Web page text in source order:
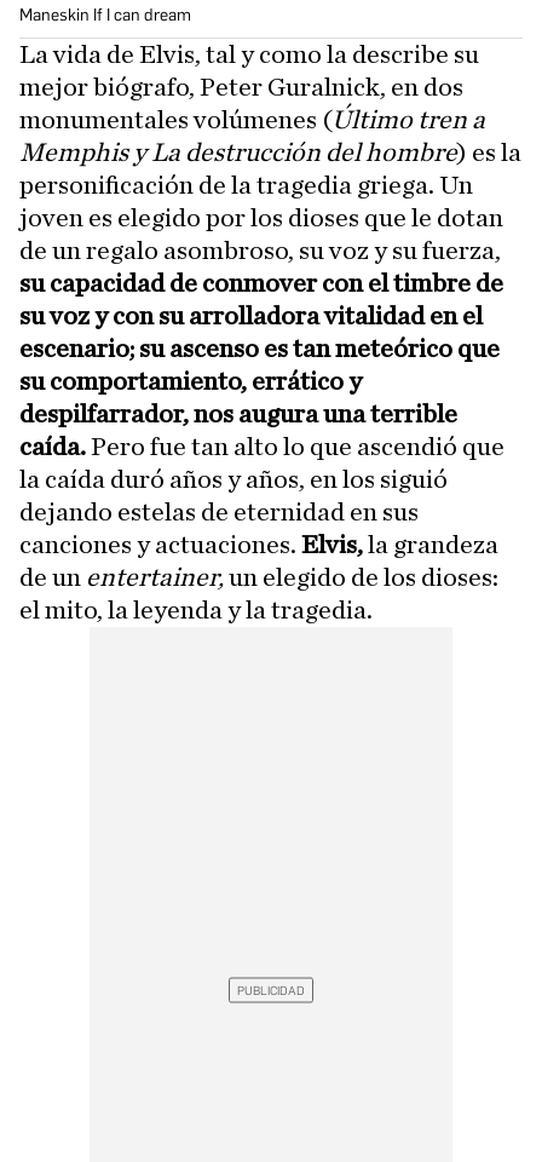
Maneskin If I can dream
La vida de Elvis, tal y como la describe su
mejor biógrafo, Peter Guralnick, en dos
monumentales volúmenes (Último tren a
Memphis y La destrucción del hombre) es la
personificación de la tragedia griega. Un
joven es elegido por los dioses que le dotan
de un regalo asombroso, su voz y su fuerza,
su capacidad de conmover con el timbre de
su voz y con su arrolladora vitalidad en el
escenario; su ascenso es tan meteórico que
su comportamiento, errático y
despilfarrador, nos augura una terrible
caída.Pero fue tan alto lo que ascendió que
la caída duró años y años, en los siguió
dejando estelas de eternidad en sus
canciones y actuaciones. Elvis,la grandeza
de un entertainer,un elegido de los dioses:
el mito, la leyenda y la tragedia.